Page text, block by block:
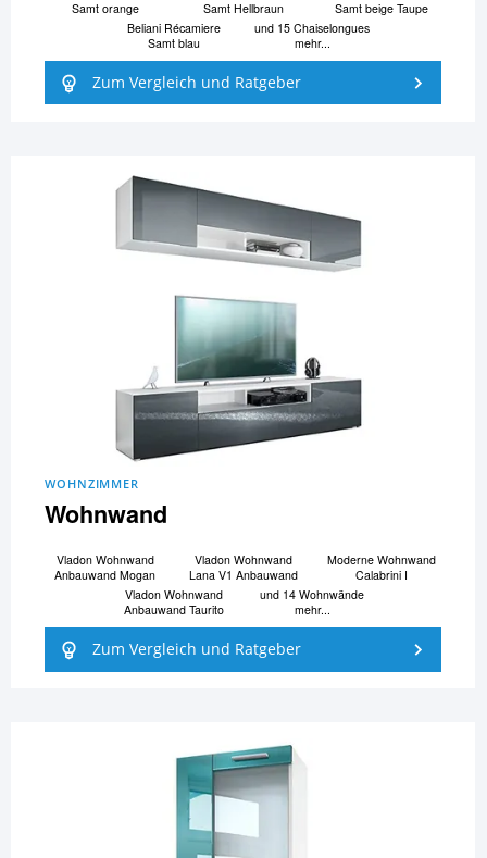
Samt orange
Samt Hellbraun
Samt beige Taupe
Beliani Ré­ca­mi­e­re
Samt blau
und 15 Chaiselongues
mehr...
Zum Vergleich und Ratgeber
WOHNZIMMER
Wohnwand
Vladon Wohnwand
Anbauwand Mogan
Vladon Wohnwand
Lana V1 Anbauwand
Moderne Wohnwand
Calabrini I
Vladon Wohnwand
Anbauwand Taurito
und 14 Wohnwände
mehr...
Zum Vergleich und Ratgeber